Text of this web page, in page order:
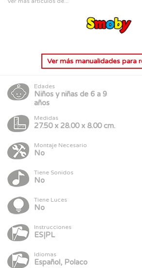
Ver más manualidades para
Edades
Niños y niñas de 6 a 9
años
Medidas
27.50 x 28.00 x 8.00 cm.
Montaje Necesario
No
Tiene Sonidos
No
Tiene Luces
No
Instrucciones
ES|PL
Idiomas
Español, Polaco